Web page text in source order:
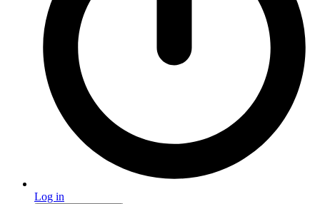
Log in